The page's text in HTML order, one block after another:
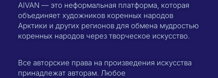
AIVAN — это неформальная платформа, которая
объединяет художников коренных народов
Арктики и других регионов для обмена мудростью
коренных народов через творческое искусство.
Все авторские права на произведения искусства
принадлежат авторам. Любое